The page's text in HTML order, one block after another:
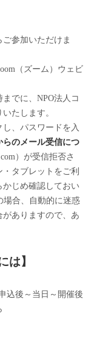
参加いただけま
（ズーム）ウェビ
でに、NPO法人コ
たします。
、パスワードを入
らのメール受信につ
）が受信拒否さ
タブレットをご利
じめ確認しておい
場合、自動的に迷惑
ありますので、あ
は】
込後～当日～開催後